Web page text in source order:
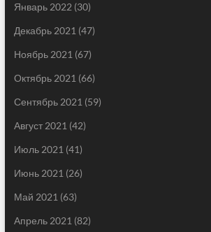
Январь 2022 (30)
Декабрь 2021 (47)
Ноябрь 2021 (67)
Октябрь 2021 (66)
Сентябрь 2021 (59)
Август 2021 (42)
Июль 2021 (41)
Июнь 2021 (26)
Май 2021 (63)
Апрель 2021 (82)